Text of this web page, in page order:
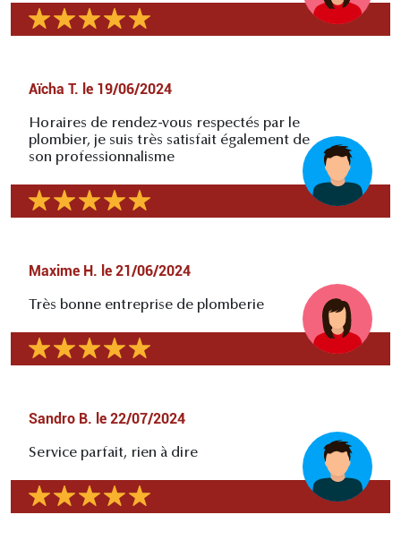
Aïcha T. le 19/06/2024
Horaires de rendez-vous respectés par le
plombier, je suis très satisfait également de
son professionnalisme
Maxime H. le 21/06/2024
Très bonne entreprise de plomberie
Sandro B. le 22/07/2024
Service parfait, rien à dire